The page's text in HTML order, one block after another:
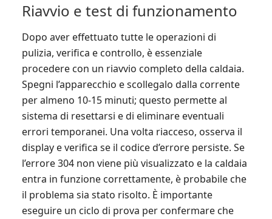
Riavvio e test di funzionamento
Dopo aver effettuato tutte le operazioni di
pulizia, verifica e controllo, è essenziale
procedere con un riavvio completo della caldaia.
Spegni l’apparecchio e scollegalo dalla corrente
per almeno 10-15 minuti; questo permette al
sistema di resettarsi e di eliminare eventuali
errori temporanei. Una volta riacceso, osserva il
display e verifica se il codice d’errore persiste. Se
l’errore 304 non viene più visualizzato e la caldaia
entra in funzione correttamente, è probabile che
il problema sia stato risolto. È importante
eseguire un ciclo di prova per confermare che